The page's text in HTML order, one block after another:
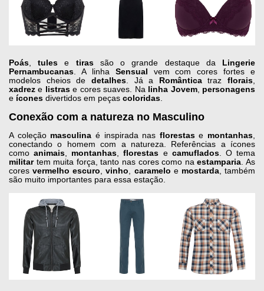
Poás ,tulese tiras são o grande destaque da Lingerie
Pernambucanas . A linha Sensual vem com cores fortes e
modelos cheios de detalhes. Já a Românticatraz florais
xadreze listrase cores suaves. Na linha Jovem, personagens
e ícones divertidos em peças coloridas
Conexão com a natureza no Masculino
A coleção masculina é inspirada nas florestase montanhas
conectando o homem com a natureza. Referências a ícones
comoanimais montanhas ,florestas e camuflados. O tema
militar tem muita força, tanto nas cores como naestamparia . As
coresvermelho escuro ,vinho caramelo e mostarda, também
são muito importantes para essa estação.